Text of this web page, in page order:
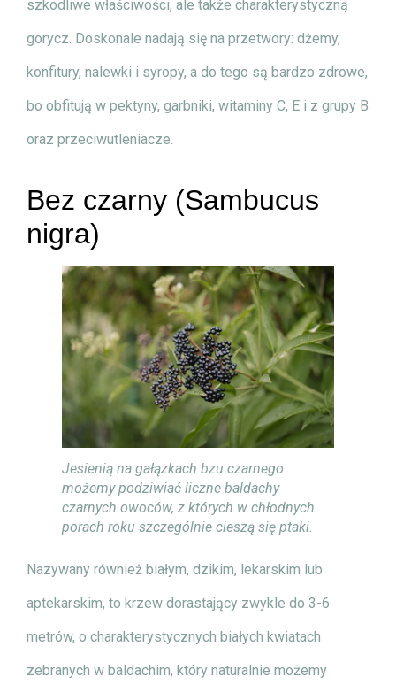
szkodliwe właściwości, ale także charakterystyczną
gorycz. Doskonale nadają się na przetwory: dżemy,
konfitury, nalewki i syropy, a do tego są bardzo zdrowe,
bo obfitują w pektyny, garbniki, witaminy C, E i z grupy B
oraz przeciwutleniacze.
Bez czarny (Sambucus
nigra)
Jesienią na gałązkach bzu czarnego
możemy podziwiać liczne baldachy
czarnych owoców, z których w chłodnych
porach roku szczególnie cieszą się ptaki.
Nazywany również białym, dzikim, lekarskim lub
aptekarskim, to krzew dorastający zwykle do 3-6
metrów, o charakterystycznych białych kwiatach
zebranych w baldachim, który naturalnie możemy